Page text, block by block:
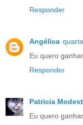
Responder
Angélica
Eu quero
Responder
Patricia
Eu quero